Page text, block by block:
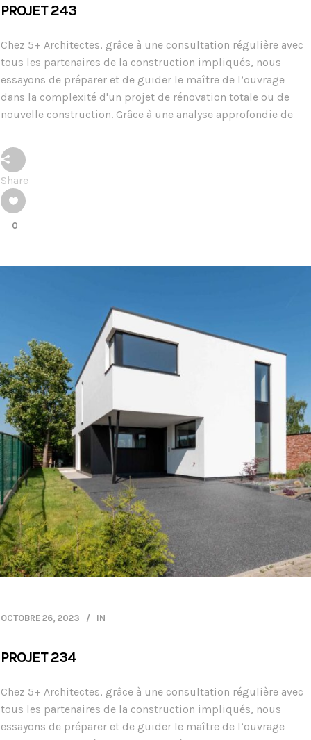
PROJET 243
Chez 5+ Architectes, grâce à une consultation régulière avec
tous les partenaires de la construction impliqués, nous
essayons de préparer et de guider le maître de l’ouvrage
dans la complexité d'un projet de rénovation totale ou de
nouvelle construction. Grâce à une analyse approfondie de
Share
0
OCTOBRE 26, 2023 IN
PROJET 234
Chez 5+ Architectes, grâce à une consultation régulière avec
tous les partenaires de la construction impliqués, nous
essayons de préparer et de guider le maître de l’ouvrage